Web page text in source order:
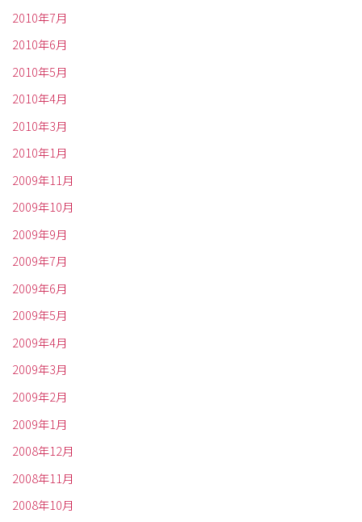
2010年7月
2010年6月
2010年5月
2010年4月
2010年3月
2010年1月
2009年11月
2009年10月
2009年9月
2009年7月
2009年6月
2009年5月
2009年4月
2009年3月
2009年2月
2009年1月
2008年12月
2008年11月
2008年10月